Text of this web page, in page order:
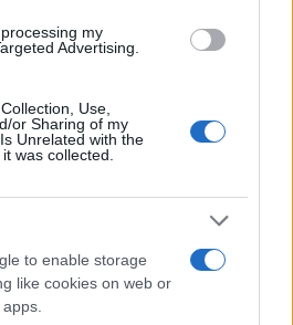
my
Advertising.
Use,
or Sharing of my
Unrelated with the
was collected.
to enable storage
like cookies on web or
dollari, ribassi diffusi tra le